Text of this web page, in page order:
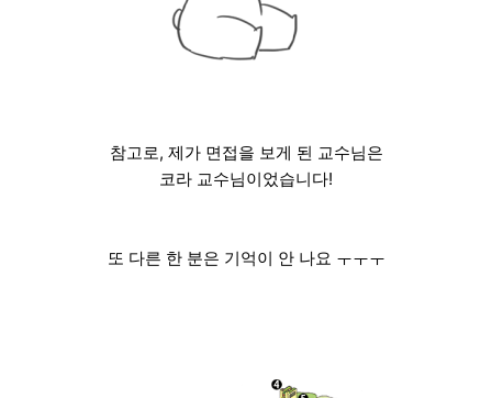
참고로, 제가 면접을 보게 된 교수님은
코라 교수님이었습니다!
또 다른 한 분은 기억이 안 나요 ㅜㅜㅜ